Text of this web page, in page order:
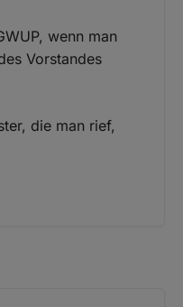
wenn man
Vorstandes
die man rief,